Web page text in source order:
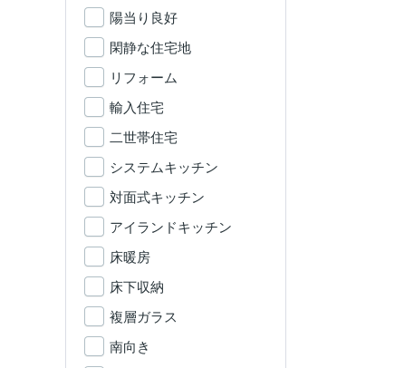
陽当り良好
閑静な住宅地
リフォーム
輸入住宅
二世帯住宅
システムキッチン
対面式キッチン
アイランドキッチン
床暖房
床下収納
複層ガラス
南向き